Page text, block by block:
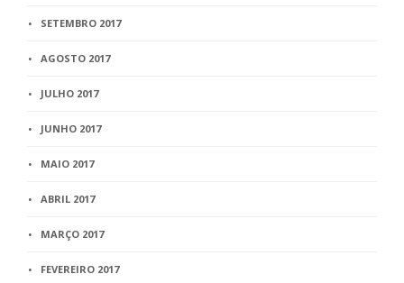
SETEMBRO 2017
AGOSTO 2017
JULHO 2017
JUNHO 2017
MAIO 2017
ABRIL 2017
MARÇO 2017
FEVEREIRO 2017